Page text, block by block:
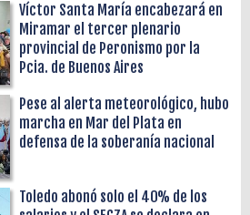
Víctor Santa María encabezará en
Miramar el tercer plenario
provincial de Peronismo por la
Pcia. de Buenos Aires
Pese al alerta meteorológico, hubo
marcha en Mar del Plata en
defensa de la soberanía nacional
Toledo abonó solo el 40% de los